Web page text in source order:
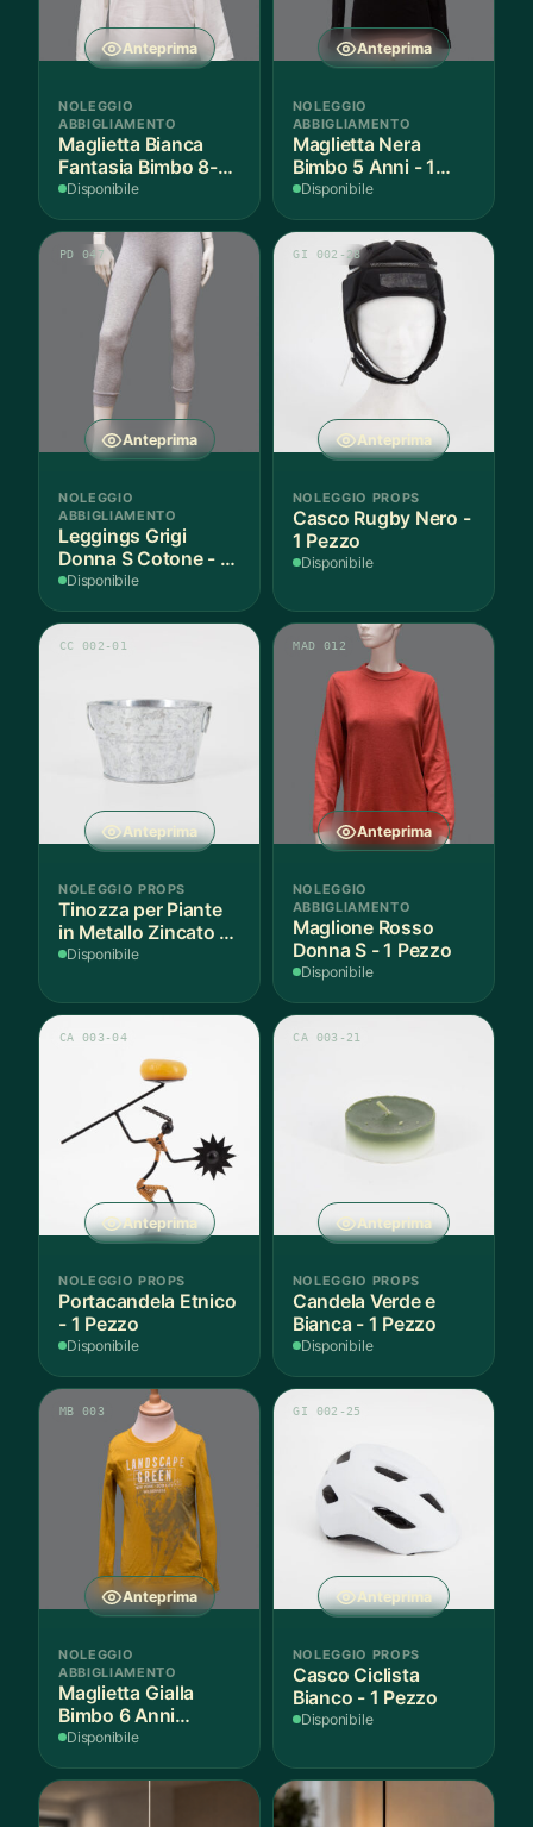
Anteprima
NOLEGGIO
ABBIGLIAMENTO
Maglietta Bianca
Fantasia Bimbo 8-9
Anni Cotone - 1
Disponibile
Anteprima
NOLEGGIO
ABBIGLIAMENTO
Maglietta Nera
Bimbo 5 Anni - 1
Pezzo
Disponibile
Anteprima
PD 047
NOLEGGIO
ABBIGLIAMENTO
Leggings Grigi
Donna S Cotone - 1
Paio
Disponibile
Anteprima
GI 002-28
NOLEGGIO PROPS
Casco Rugby Nero -
1 Pezzo
Disponibile
Anteprima
CC 002-01
NOLEGGIO PROPS
Tinozza per Piante
in Metallo Zincato -
3 Pezzi
Disponibile
Anteprima
MAD 012
NOLEGGIO
ABBIGLIAMENTO
Maglione Rosso
Donna S - 1 Pezzo
Disponibile
Anteprima
CA 003-04
NOLEGGIO PROPS
Portacandela Etnico
- 1 Pezzo
Disponibile
Anteprima
CA 003-21
NOLEGGIO PROPS
Candela Verde e
Bianca - 1 Pezzo
Disponibile
Anteprima
MB 003
NOLEGGIO
ABBIGLIAMENTO
Maglietta Gialla
Bimbo 6 Anni
Cotone - 1 Pezzo
Disponibile
Anteprima
GI 002-25
NOLEGGIO PROPS
Casco Ciclista
Bianco - 1 Pezzo
Disponibile